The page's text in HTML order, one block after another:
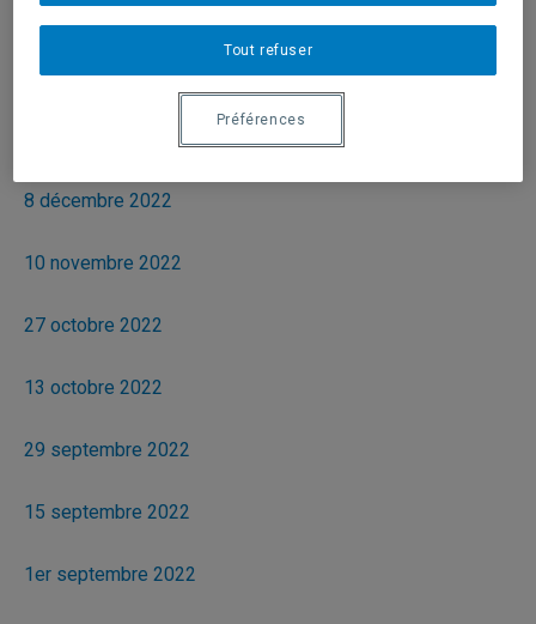
21 décembre 2022
8 décembre 2022
10 novembre 2022
27 octobre 2022
13 octobre 2022
29 septembre 2022
15 septembre 2022
1er septembre 2022
Tout refuser
Préférences